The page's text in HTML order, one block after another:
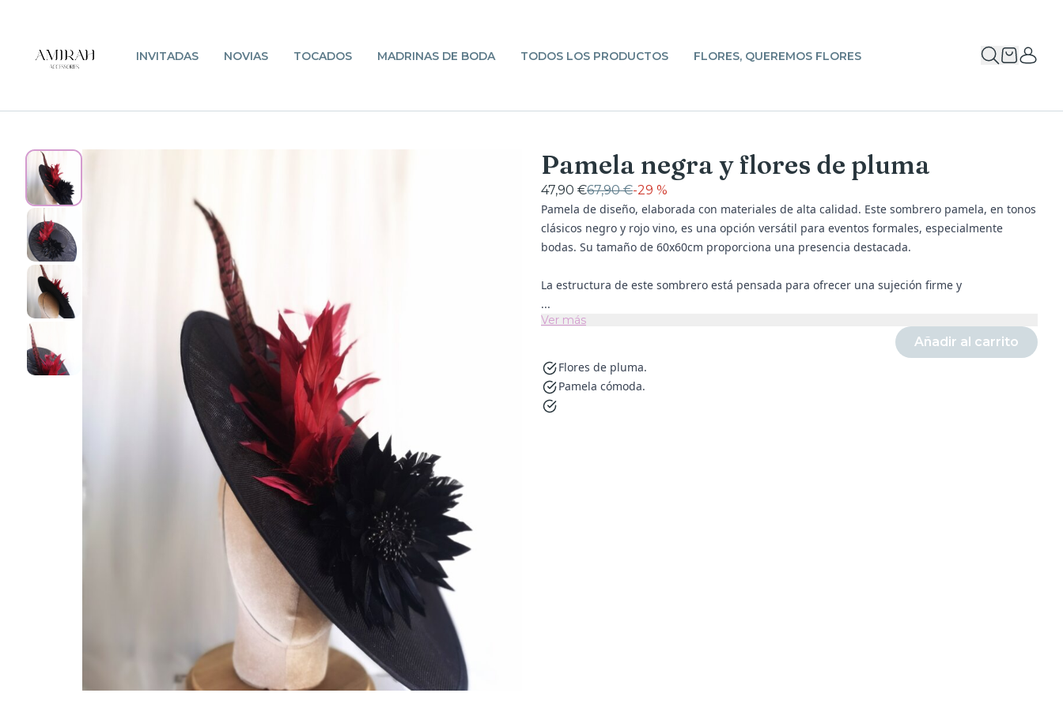
INVITADAS NOVIAS TOCADOS MADRINAS DE BODA TODOS LOS PRODUCTOS FLORES, QUEREMOS FLORES
Pamela negra y flores de pluma
47,90 €67,90 €-29 %
Pamela de diseño, elaborada con materiales de alta calidad. Este sombrero pamela, en tonos
clásicos negro y rojo vino, es una opción versátil para eventos formales, especialmente
bodas. Su tamaño de 60x60cm proporciona una presencia destacada.
La estructura de este sombrero está pensada para ofrecer una sujeción firme y
...
Ver más
Añadir al carrito
Flores de pluma.
Pamela cómoda.